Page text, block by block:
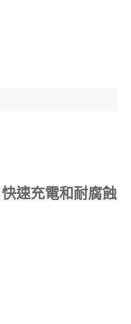
速充電和耐腐蝕